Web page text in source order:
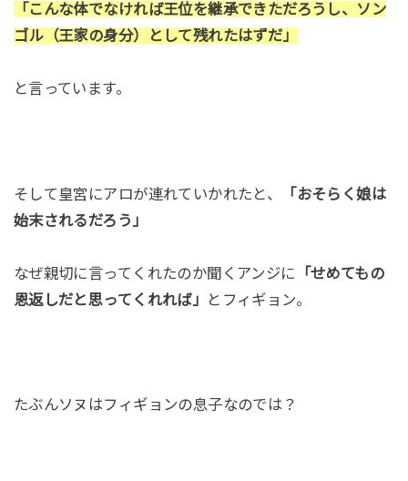
「こんな体でなければ王位を継承できただろうし、ソン
ゴル（王家の身分）として残れたはずだ」
と言っています。
そして皇宮にアロが連れていかれたと、
「おそらく娘は
始末されるだろう」
なぜ親切に言ってくれたのか聞くアンジに 「せめてもの
恩返しだと思ってくれれば」
とフィギョン。
たぶんソヌはフィギョンの息子なのでは？